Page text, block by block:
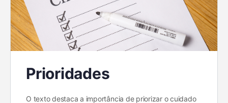
Prioridades
O texto destaca a importância de priorizar o cuidado